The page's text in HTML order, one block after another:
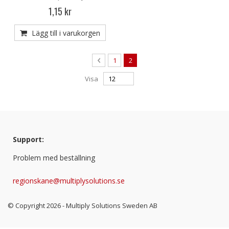
1,15 kr
Lägg till i varukorgen
PagePage
Previous
Page
1 You're currently reading page
2
Visa
Support:
Problem med beställning
regionskane@multiplysolutions.se
© Copyright2026- Multiply Solutions Sweden AB